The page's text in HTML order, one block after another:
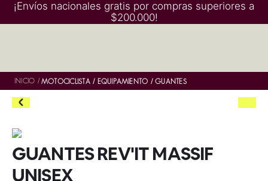
¡Envíos nacionales gratis por compras superiores a
$200.000!
INICIO / MOTOCICLISTA EQUIPAMIENTO GUANTES
GUANTES REV'IT MASSIF
UNISEX